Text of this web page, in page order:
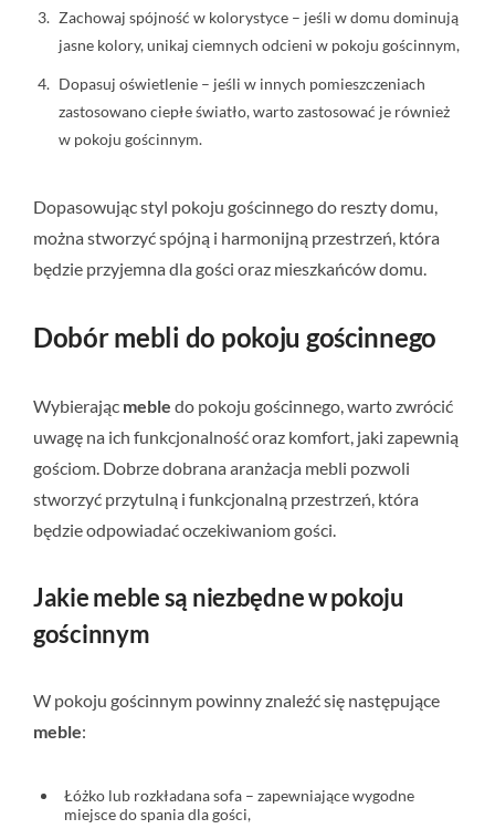
Zachowaj spójność w kolorystyce – jeśli w domu dominują
jasne kolory, unikaj ciemnych odcieni w pokoju gościnnym,
Dopasuj oświetlenie – jeśli w innych pomieszczeniach
zastosowano ciepłe światło, warto zastosować je również
w pokoju gościnnym.
Dopasowując styl pokoju gościnnego do reszty domu,
można stworzyć spójną i harmonijną przestrzeń, która
będzie przyjemna dla gości oraz mieszkańców domu.
Dobór mebli do pokoju gościnnego
Wybierając meble do pokoju gościnnego, warto zwrócić
uwagę na ich funkcjonalność oraz komfort, jaki zapewnią
gościom. Dobrze dobrana aranżacja mebli pozwoli
stworzyć przytulną i funkcjonalną przestrzeń, która
będzie odpowiadać oczekiwaniom gości.
Jakie meble są niezbędne w pokoju
gościnnym
W pokoju gościnnym powinny znaleźć się następujące
meble:
Łóżko lub rozkładana sofa – zapewniające wygodne
miejsce do spania dla gości,